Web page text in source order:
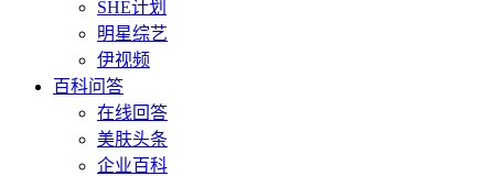
SHE计划
明星综艺
伊视频
百科问答
在线回答
美肤头条
企业百科